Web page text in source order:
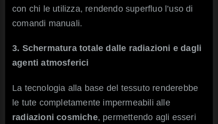
con chi le utilizza, rendendo superfluo l’uso di
comandi manuali.
3. Schermatura totale dalle radiazioni e dagli
agenti atmosferici
La tecnologia alla base del tessuto renderebbe
le tute completamente impermeabili alle
radiazioni cosmiche, permettendo agli esseri